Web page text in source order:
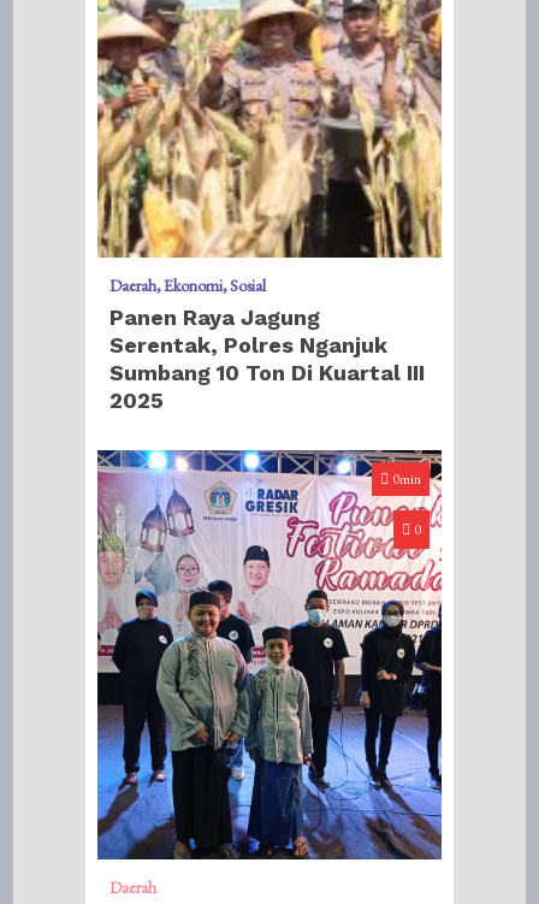
Daerah Ekonomi Sosial
Panen Raya Jagung
Serentak, Polres Nganjuk
Sumbang 10 Ton Di Kuartal III
2025
0min
0
Daerah